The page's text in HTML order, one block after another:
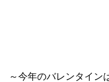
～今年のバレンタイン